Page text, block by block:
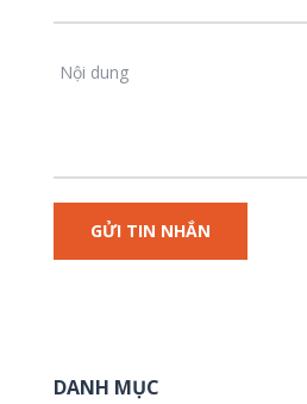
DANH MỤC